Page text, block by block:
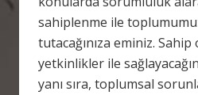
sahiplenme ile
tutacağınıza eminiz.
yetkinlikler ile
yanı sıra, toplumsal